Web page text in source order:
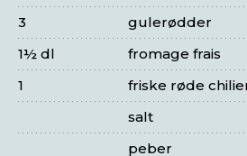
gulerødder
3
fromage frais
1½ dl
friske røde
1
salt
peber